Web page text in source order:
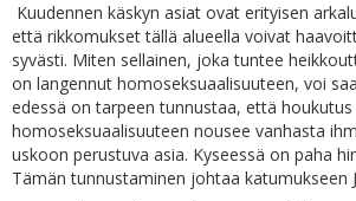
Kuudennen käskyn asiat ovat erityisen
että rikkomukset tällä alueella voivat
syvästi. Miten sellainen, joka tuntee
on langennut homoseksuaalisuuteen, voi
edessä on tarpeen tunnustaa, että houkutus
homoseksuaalisuuteen nousee vanhasta
uskoon perustuva asia. Kyseessä on paha
Tämän tunnustaminen johtaa katumukseen